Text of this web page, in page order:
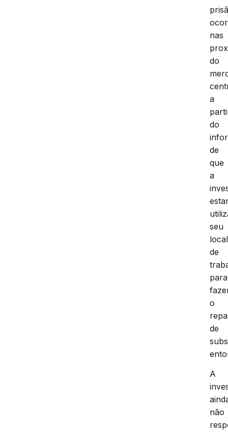
nas
do
a
do
de
que
a
seu
local
de
para
o
de
A
não